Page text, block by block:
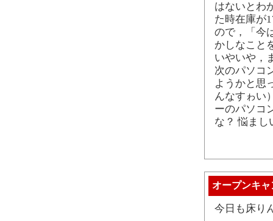
はないとわ
た時在庫が
ので，「今
かしなこと
いやいや，
次のパソコ
ようかと思
んなすゎい
ーのパソコ
な？ 悩まし
オープンキャ
今日も床り